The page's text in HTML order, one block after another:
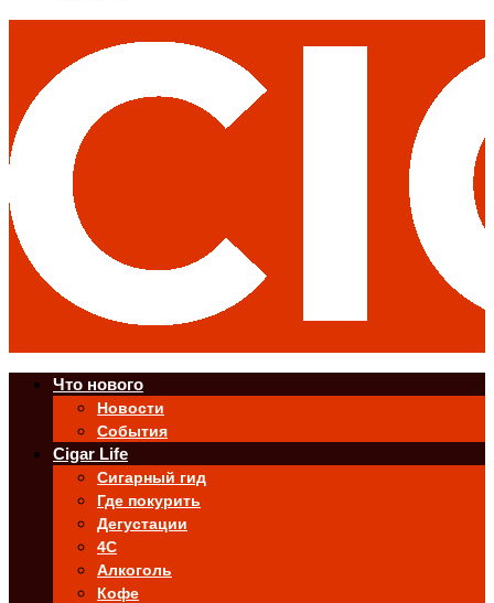
Что нового
Новости
События
Cigar Life
Сигарный гид
Где покурить
Дегустации
4C
Алкоголь
Кофе